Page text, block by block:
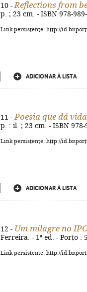
10 - Reflections from
p. ; 23 cm. - ISBN 978-
Link persistente: http://
ADICIONAR À LISTA
11 - Poesia que dá vida
p. : il. ; 23 cm. - ISBN 978-
Link persistente: http://
ADICIONAR À LISTA
12 - Um milagre no
Ferreira. - 1ª ed. - Porto :
Link persistente: http://